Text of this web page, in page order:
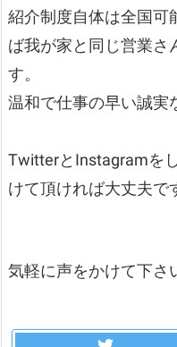
紹介制度自体は全国可
ば我が家と同じ営業さ
す。
温和で仕事の早い誠実
TwitterとInstagramを
けて頂ければ大丈夫で
気軽に声をかけて下